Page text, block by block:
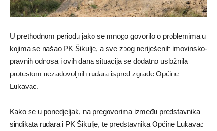
U prethodnom periodu jako se mnogo govorilo o problemima u
kojima se našao PK Šikulje, a sve zbog neriješenih imovinsko-
pravnih odnosa i ovih dana situacija se dodatno usložnila
protestom nezadovoljnih rudara ispred zgrade Općine
Lukavac.
Kako se u ponedjeljak, na pregovorima između predstavnika
sindikata rudara i PK Šikulje, te predstavnika Općine Lukavac